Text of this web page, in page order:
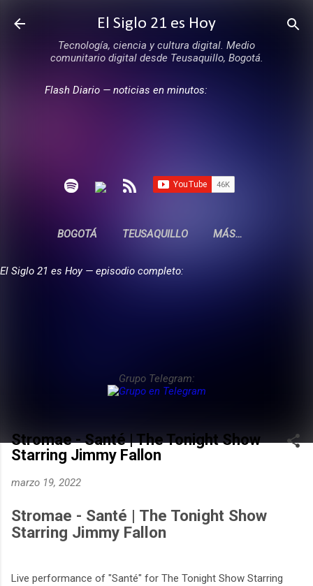
Ir al contenido principal
El Siglo 21 es Hoy
Tecnología, ciencia y cultura digital. Medio
comunitario digital desde Teusaquillo, Bogotá.
Flash Diario — noticias en minutos:
BOGOTÁ TEUSAQUILLO MÁS…
El Siglo 21 es Hoy — episodio completo:
Grupo Telegram:
Stromae - Santé | The Tonight Show
Starring Jimmy Fallon
marzo 19, 2022
Stromae - Santé | The Tonight Show
Starring Jimmy Fallon
Live performance of "Santé" for The Tonight Show Starring